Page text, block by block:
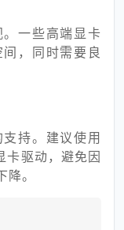
一些高端显卡
，同时需要良
持。建议使用
卡驱动，避免因
。